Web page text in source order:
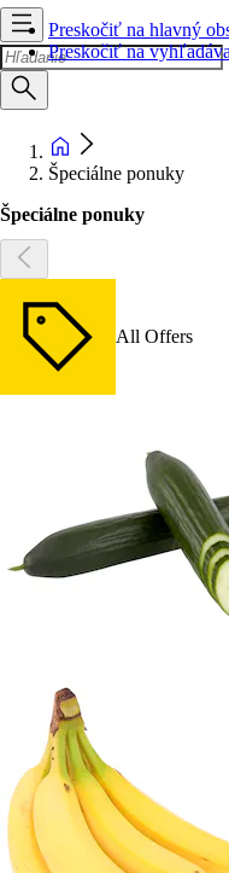
Preskočiť na hlavný
Preskočiť na
Špeciálne ponuky
Špeciálne ponuky
All Offers